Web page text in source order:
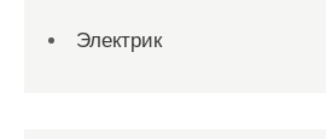
Электрик